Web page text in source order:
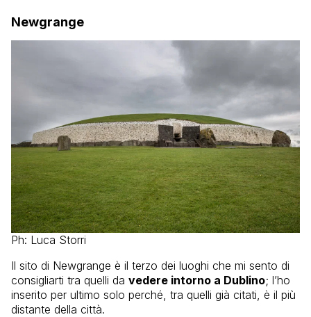
Newgrange
Ph: Luca Storri
Il sito di Newgrange è il terzo dei luoghi che mi sento di
consigliarti tra quelli da vedere intorno a Dublino; l’ho
inserito per ultimo solo perché, tra quelli già citati, è il più
distante della città.